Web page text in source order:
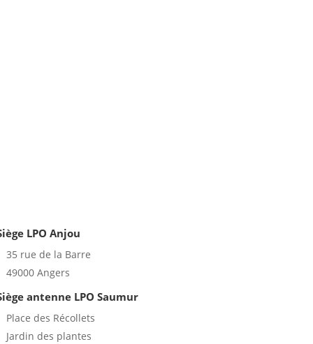
LPO Anjou
35 rue de la Barre
49000 Angers
antenne LPO Saumur
Place des Récollets
Jardin des plantes